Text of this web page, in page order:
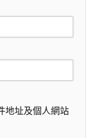
地址及個人網站